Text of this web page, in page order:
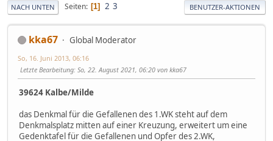
NACH UNTEN Seiten 1 2 3 BENUTZER-AKTIONEN
kka67 Global Moderator
So, 16. Juni 2013, 06:16
Letzte Bearbeitung: So, 22. August 2021, 06:20 von kka67
39624 Kalbe/Milde
das Denkmal für die Gefallenen des 1.WK steht auf dem
Denkmalsplatz mitten auf einer Kreuzung, erweitert um eine
Gedenktafel für die Gefallenen und Opfer des 2.WK,